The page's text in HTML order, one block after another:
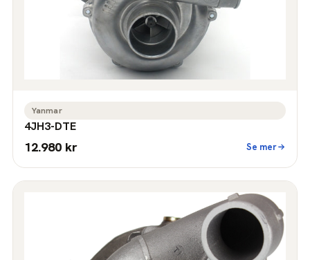
Yanmar
4JH3-DTE
12.980 kr Se mer